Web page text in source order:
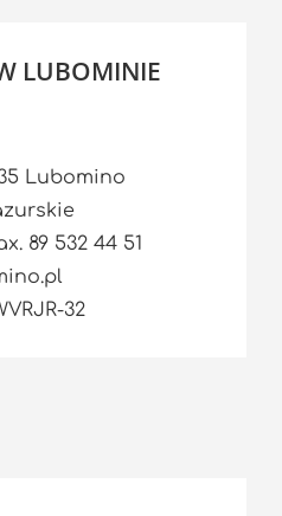
LUBOMINIE
Lubomino
89 532 44 51
32